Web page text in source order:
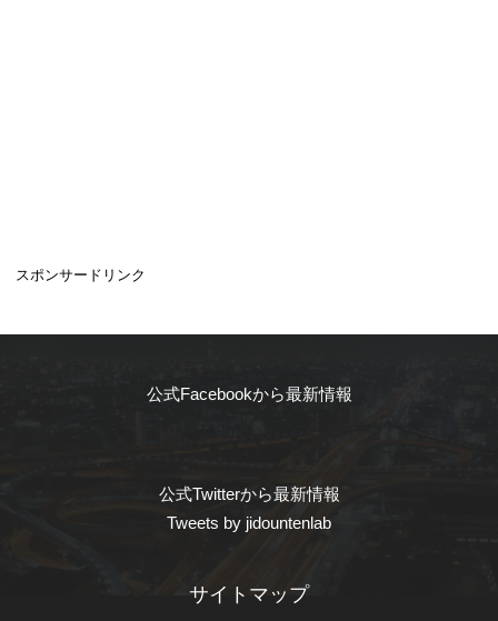
スポンサードリンク
公式Facebookから最新情報
公式Twitterから最新情報
Tweets by jidountenlab
サイトマップ